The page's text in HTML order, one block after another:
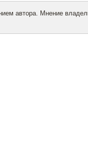
автора. Мнение